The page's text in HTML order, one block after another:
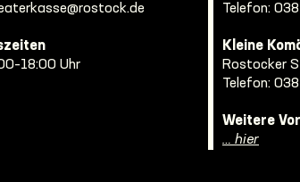
Uhr
Telefon:
Kleine
Rostocker
Telefon:
Weitere
… hier